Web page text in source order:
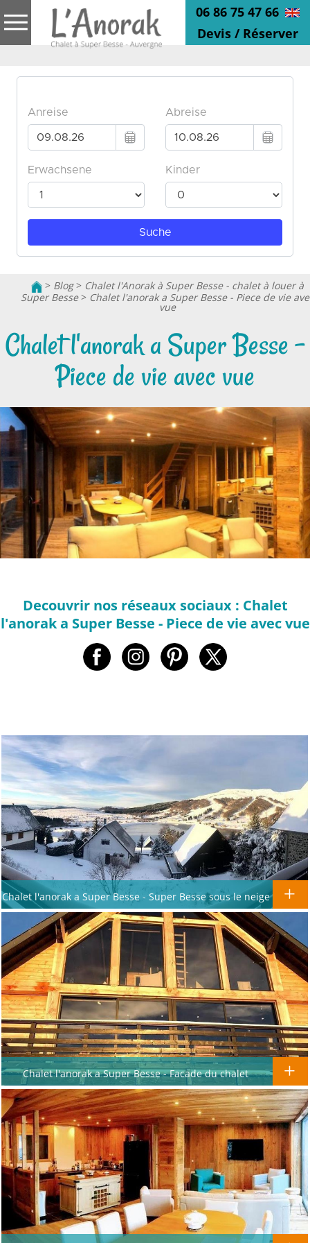
06 86 75 47 66
Devis / Réserver
> Blog> Chalet l'Anorak à Super Besse - chalet à louer à
Super Besse> Chalet l'anorak a Super Besse - Piece de vie
vue
Chalet l'anorak a Super Besse -
Piece de vie avec vue
Decouvrir nos réseaux sociaux : Chalet
l'anorak a Super Besse - Piece de vie avec vue
Chalet l'anorak a Super Besse - Super Besse sous le neige
Chalet l'anorak a Super Besse - Facade du chalet